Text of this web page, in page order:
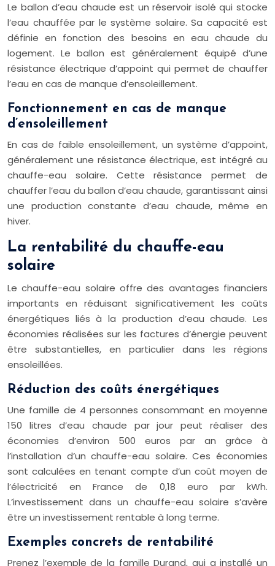
Le ballon d’eau chaude est un réservoir isolé qui stocke
l’eau chauffée par le système solaire. Sa capacité est
définie en fonction des besoins en eau chaude du
logement. Le ballon est généralement équipé d’une
résistance électrique d’appoint qui permet de chauffer
l’eau en cas de manque d’ensoleillement.
Fonctionnement en cas de manque
d’ensoleillement
En cas de faible ensoleillement, un système d’appoint,
généralement une résistance électrique, est intégré au
chauffe-eau solaire. Cette résistance permet de
chauffer l’eau du ballon d’eau chaude, garantissant ainsi
une production constante d’eau chaude, même en
hiver.
La rentabilité du chauffe-eau
solaire
Le chauffe-eau solaire offre des avantages financiers
importants en réduisant significativement les coûts
énergétiques liés à la production d’eau chaude. Les
économies réalisées sur les factures d’énergie peuvent
être substantielles, en particulier dans les régions
ensoleillées.
Réduction des coûts énergétiques
Une famille de 4 personnes consommant en moyenne
150 litres d’eau chaude par jour peut réaliser des
économies d’environ 500 euros par an grâce à
l’installation d’un chauffe-eau solaire. Ces économies
sont calculées en tenant compte d’un coût moyen de
l’électricité en France de 0,18 euro par kWh.
L’investissement dans un chauffe-eau solaire s’avère
être un investissement rentable à long terme.
Exemples concrets de rentabilité
Prenez l’exemple de la famille Durand, qui a installé un